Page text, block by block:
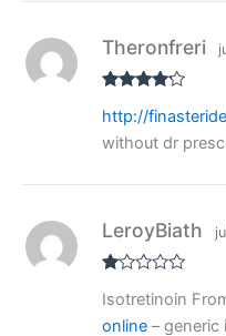
con4de
Theronfreri
http://
without dr
al
ad
LeroyBiath
Isotretinoin
online– generic